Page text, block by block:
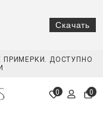
ПРИМЕРКИ. ДОСТУПНО
0 0
Скачать